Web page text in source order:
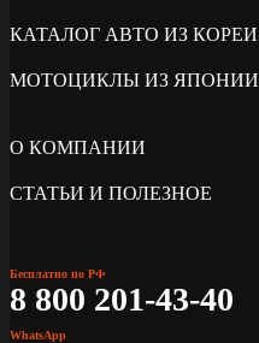
КАТАЛОГ АВТО ИЗ КОРЕИ
МОТОЦИКЛЫ ИЗ ЯПОНИИ
О КОМПАНИИ
СТАТЬИ И ПОЛЕЗНОЕ
Бесплатно по РФ
8 800 201-43-40
WhatsApp